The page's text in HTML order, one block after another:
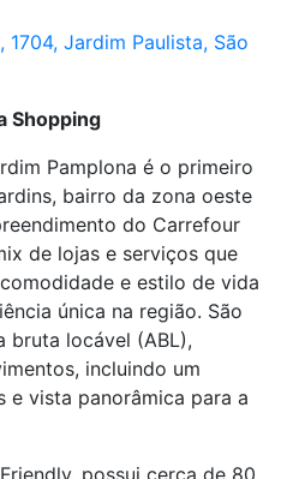
1704, Jardim Paulista, São
Shopping
Pamplona é o primeiro
bairro da zona oeste
do Carrefour
de lojas e serviços que
e estilo de vida
única na região. São
bruta locável (ABL),
incluindo um
e vista panorâmica para a
possui cerca de 80